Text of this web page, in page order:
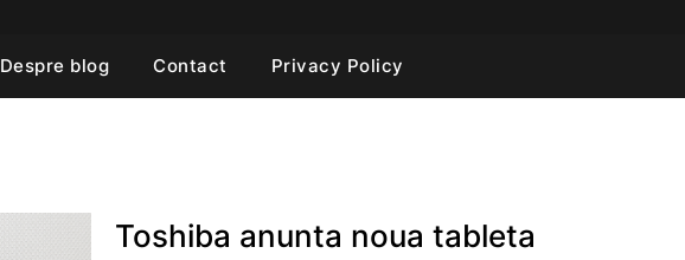
Despre blog Contact Privacy Policy
Toshiba anunta noua tableta